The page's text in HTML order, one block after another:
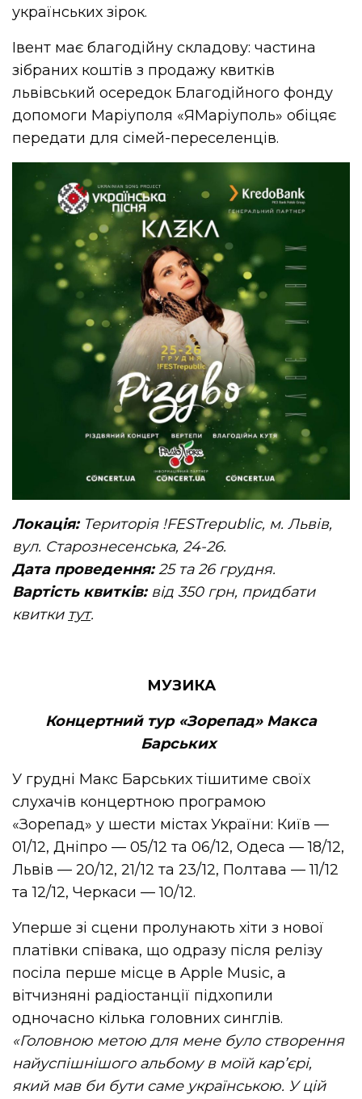
українських зірок.
Івент має благодійну складову: частина
зібраних коштів з продажу квитків
львівський осередок Благодійного фонду
допомоги Маріуполя «ЯМаріуполь» обіцяє
передати для сімей-переселенців.
Локація:Територія !FESTrepublic, м. Львів,
вул. Старознесенська, 24-26.
Дата проведення:25 та 26 грудня.
Вартість квитків:від 350 грн, придбати
квитки тут.
МУЗИКА
Концертний тур «Зорепад» Макса
Барських
У грудні Макс Барських тішитиме своїх
слухачів концертною програмою
«Зорепад» у шести містах України: Київ —
01/12, Дніпро — 05/12 та 06/12, Одеса — 18/12,
Львів — 20/12, 21/12 та 23/12, Полтава — 11/12
та 12/12, Черкаси — 10/12.
Уперше зі сцени пролунають хіти з нової
платівки співака, що одразу після релізу
посіла перше місце в Apple Music, а
вітчизняні радіостанції підхопили
одночасно кілька головних синглів.
«Головною метою для мене було створення
найуспішнішого альбому в моїй карʼєрі,
який мав би бути саме українською. У цій